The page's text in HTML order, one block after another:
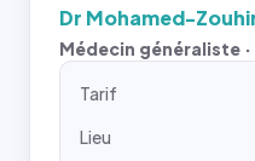
Dr Mohamed-
Médecin généraliste ·
Tarif
Lieu